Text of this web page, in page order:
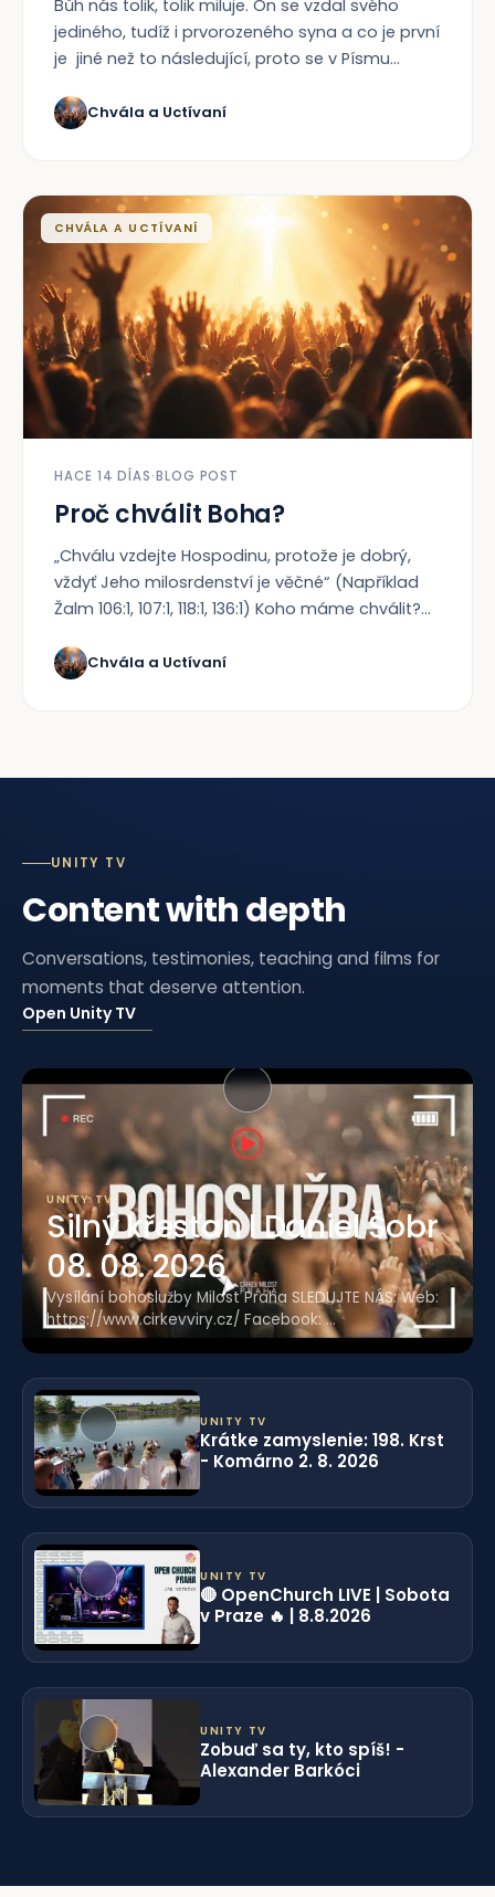
Bůh nás tolik, tolik miluje. On se vzdal svého
jediného, tudíž i prvorozeného syna a co je první
je jiné než to následující, proto se v Písmu...
Chvála a Uctívaní
CHVÁLA A UCTÍVANÍ
HACE 14 DÍAS·BLOG POST
Proč chválit Boha?
„Chválu vzdejte Hospodinu, protože je dobrý,
vždyť Jeho milosrdenství je věčné“ (Například
Žalm 106:1, 107:1, 118:1, 136:1) Koho máme chválit?...
Chvála a Uctívaní
UNITY TV
Content with depth
Conversations, testimonies, teaching and films for
moments that deserve attention.
Open Unity TV
UNITY TV
Silný křesťan l Daniel Šobr
08. 08. 2026
Vysílání bohoslužby Milost Praha SLEDUJTE NÁS: Web:
https://www.cirkevviry.cz/ Facebook: ...
UNITY TV
Krátke zamyslenie: 198. Krst
- Komárno 2. 8. 2026
UNITY TV
🔴 OpenChurch LIVE | Sobota
v Praze 🔥 | 8.8.2026
UNITY TV
Zobuď sa ty, kto spíš! -
Alexander Barkóci